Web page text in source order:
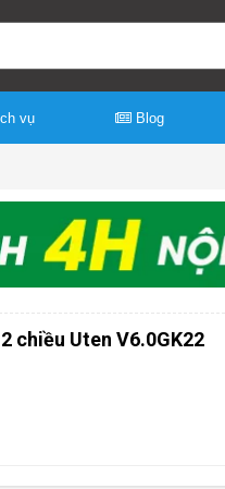
vụ Blog
chiều Uten V6.0GK22